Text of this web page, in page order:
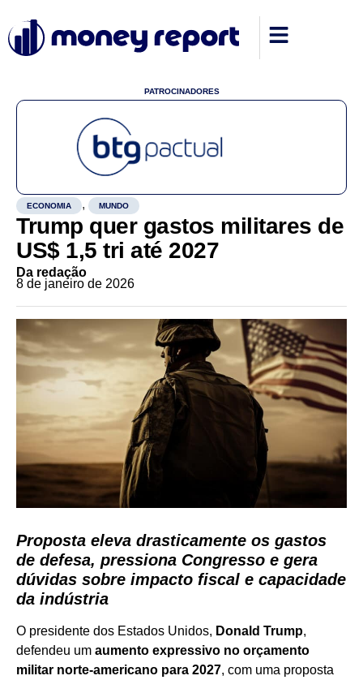
PATROCINADORES
ECONOMIA , MUNDO
Trump quer gastos militares de
US$ 1,5 tri até 2027
Da redação
8 de janeiro de 2026
Proposta eleva drasticamente os gastos
de defesa, pressiona Congresso e gera
dúvidas sobre impacto fiscal e capacidade
da indústria
O presidente dos Estados Unidos, Donald Trump,
defendeu um aumento expressivo no orçamento
militar norte-americano para 2027, com uma proposta